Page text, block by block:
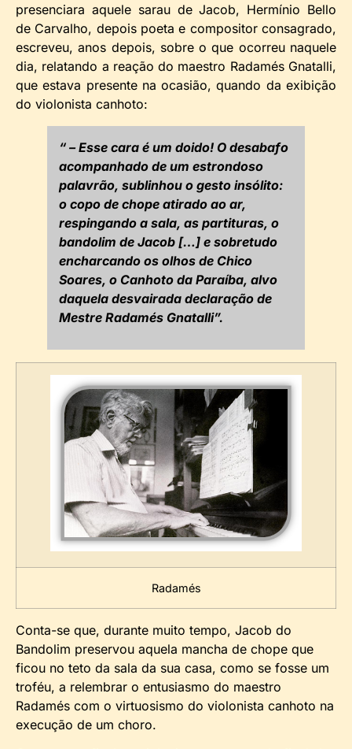
presenciara aquele sarau de Jacob, Hermínio Bello
de Carvalho, depois poeta e compositor consagrado,
escreveu, anos depois, sobre o que ocorreu naquele
dia, relatando a reação do maestro Radamés Gnatalli,
que estava presente na ocasião, quando da exibição
do violonista canhoto:
“ – Esse cara é um doido! O desabafo
acompanhado de um estrondoso
palavrão, sublinhou o gesto insólito:
o copo de chope atirado ao ar,
respingando a sala, as partituras, o
bandolim de Jacob […] e sobretudo
encharcando os olhos de Chico
Soares, o Canhoto da Paraíba, alvo
daquela desvairada declaração de
Mestre Radamés Gnatalli”.
Radamés
Conta-se que, durante muito tempo, Jacob do
Bandolim preservou aquela mancha de chope que
ficou no teto da sala da sua casa, como se fosse um
troféu, a relembrar o entusiasmo do maestro
Radamés com o virtuosismo do violonista canhoto na
execução de um choro.